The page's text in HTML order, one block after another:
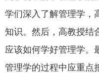
学们深入了解管理学，
知识。然后，高教授结
应该如何学好管理学。
管理学的过程中应重点